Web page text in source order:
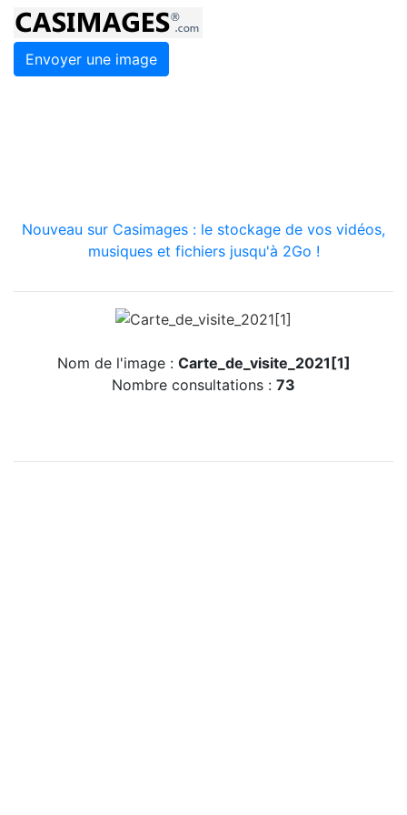
Envoyer une image
Nouveau sur Casimages : le stockage de vos vidéos,
musiques et fichiers jusqu'à 2Go !
Nom de l'image : Carte_de_visite_2021[1]
Nombre consultations : 73